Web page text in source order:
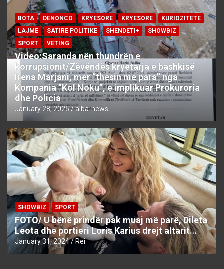
BOTA DENONCO KRYESORE KRYESORE
KURIOZITETE
LAJME
SATIRE POLITIKE SHENDETI+
SHOWBIZ
SPORT
VETING
Video:Saranda nën thundrën e
korrupsionit/Zëvëndës kryetarja e bashkisë
Irena Marjani, mer “thesin me para” nga
Kompania “Kol Noku”, e implikuar Prokuroria
dhe Policia
January 28, 2025 alba-news
SHOWBIZ SPORT
FOTO/ U bënë prindër pak muaj më parë, Dileta
Leota dhe portieri Loris Karius drejt altarit…
January 31, 2024 Rei